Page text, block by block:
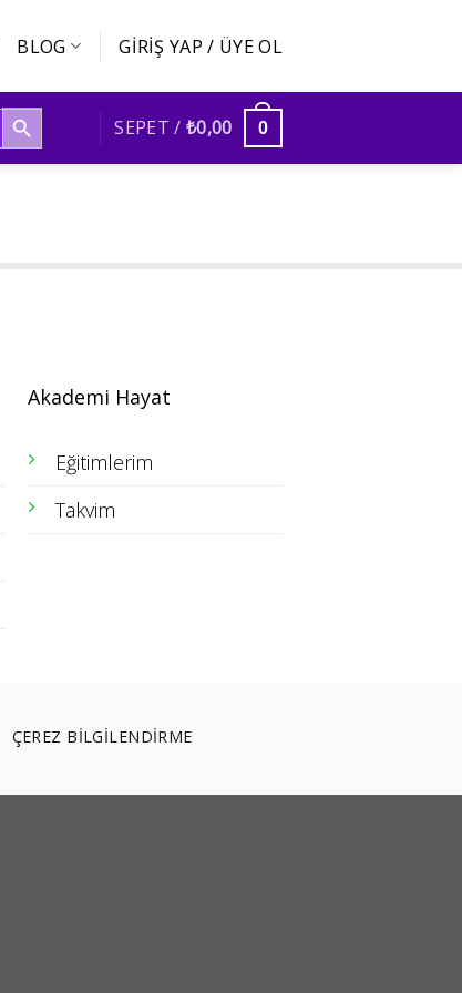
BLOG GIRIŞ YAP / ÜYE OL
SEARCH BUTTON
SEPET / ₺0,00 0
Akademi Hayat
Eğitimlerim
Takvim
ÇEREZ BİLGİLENDİRME